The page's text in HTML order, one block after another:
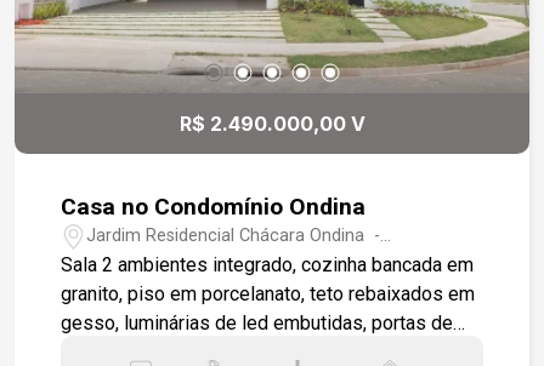
R$ 2.490.000,00 V
Casa no Condomínio Ondina
Jardim Residencial Chácara Ondina -
Sorocaba/SP
Sala 2 ambientes integrado, cozinha bancada em
granito, piso em porcelanato, teto rebaixados em
gesso, luminárias de led embutidas, portas de